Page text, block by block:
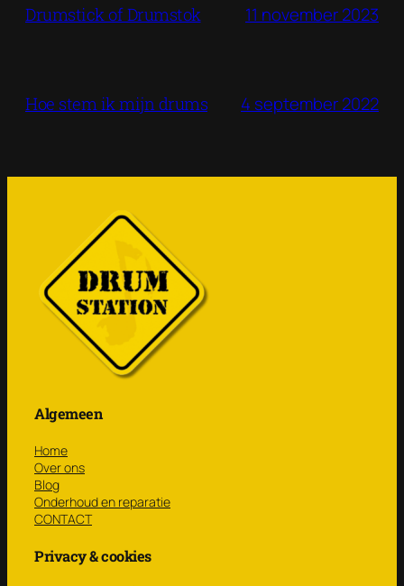
Drumstick of Drumstok 11 november 2023
Hoe stem ik mijn drums 4 september 2022
Algemeen
Home
Over ons
Blog
Onderhoud en reparatie
CONTACT
Privacy & cookies